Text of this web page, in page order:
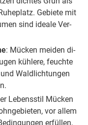
Ge­bie­te mit
sind idea­le Ver­
: Mü­cken mei­den di­
küh­le­re, feuch­te
Wald­lich­tun­gen
Le­bens­stil Mü­cken
vor al­lem
er­fül­len,